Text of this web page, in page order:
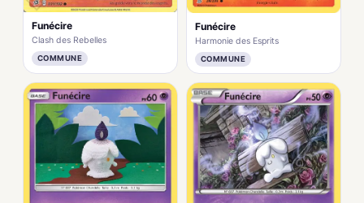
Funécire
Clash des Rebelles
COMMUNE
Funécire
Harmonie des Esprits
COMMUNE